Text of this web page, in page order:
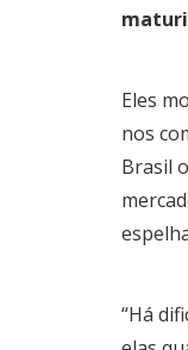
Eles
nos
Brasil
“Há